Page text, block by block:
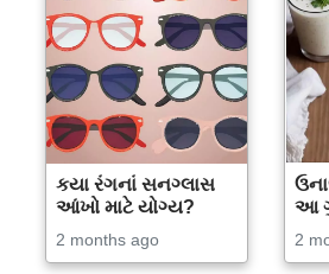
કયા રંગનાં સનગ્લાસ
આંખો માટે યોગ્ય?
2 months ago
આ
2